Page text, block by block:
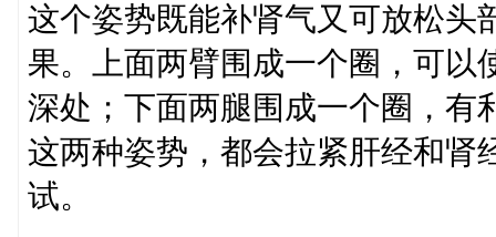
这个姿势既能补肾气又可放松头
果。上面两臂围成一个圈，可以
深处；下面两腿围成一个圈，有
这两种姿势，都会拉紧肝经和肾
试。